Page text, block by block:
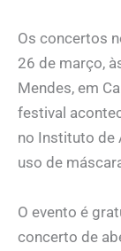
Os concertos
26 de março,
Mendes, em
festival
no Instituto de
uso de
O evento é
concerto de